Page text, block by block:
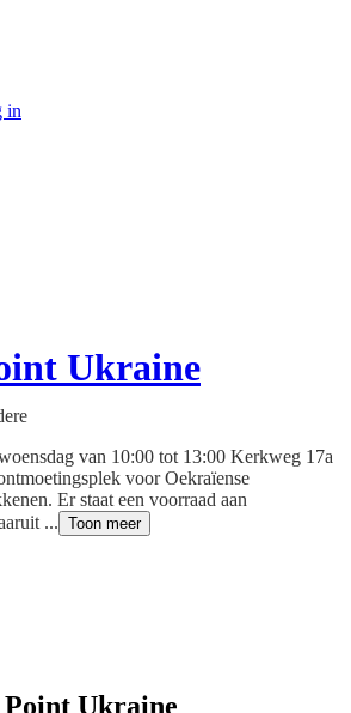
in
Ukraine
van 10:00 tot 13:00 Kerkweg 17a
voor Oekraïense
Er staat een voorraad aan
... Toon meer
Ukraine